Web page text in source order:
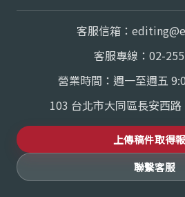
客服信箱：
客服專線： 02-
營業時間：週一至週五
103 台北市大同區長安西
上傳稿件取得
聯繫客服